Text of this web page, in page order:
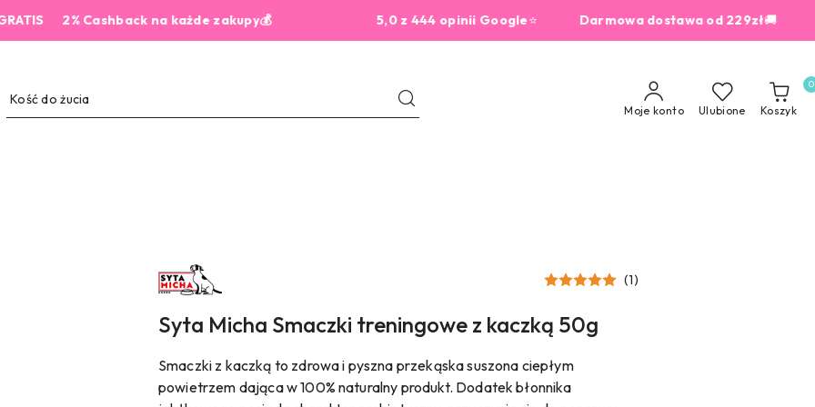
2% Cashback na każde zakupy💰 5,0 z 444 opinii Google⭐ Darmowa dostawa od 229zł🚚
Moje konto Ulubione Koszyk
0
NAZWA
PRODUCENTA:
SYTA
(1)
Syta Micha Smaczki treningowe z kaczką 50g
Smaczki z kaczką to zdrowa i pyszna przekąska suszona ciepłym
powietrzem dająca w 100% naturalny produkt. Dodatek błonnika